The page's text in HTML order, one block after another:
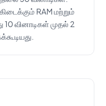
RAM மற்றும்
வினாடிகள் முதல் 2